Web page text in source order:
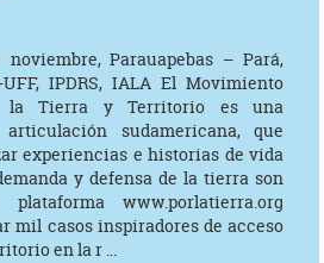
Parauapebas – Pará,
IPDRS, IALA El Movimiento
la Tierra y Territorio es una
sudamericana, que
experiencias e historias de vida
y defensa de la tierra son
www.porlatierra.org
mil casos inspiradores de acceso
en la r ...